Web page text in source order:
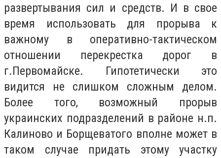
развертывания сил и средств. И в свое
время использовать для прорыва к
важному в оперативно-тактическом
отношении перекрестка дорог в
г.Первомайске. Гипотетически это
видится не слишком сложным делом.
Более того, возможный прорыв
украинских подразделений в районе н.п.
Калиново и Борщеватого вполне может в
таком случае придать этому участку